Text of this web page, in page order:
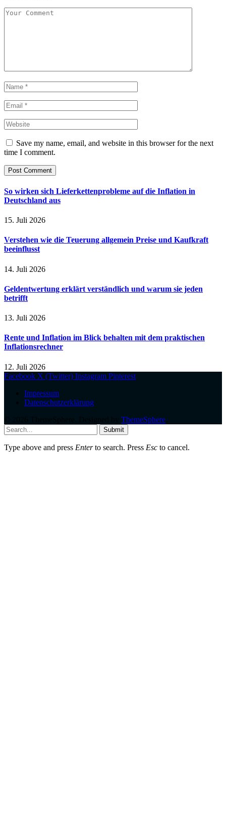
Save my name, email, and website in this browser for the next
time I comment.
So wirken sich Lieferkettenprobleme auf die Inflation in
Deutschland aus
15. Juli 2026
Verstehen wie die Teuerung allgemein Preise und Kaufkraft
beeinflusst
14. Juli 2026
Geldentwertung erklärt verständlich und warum sie jeden
betrifft
13. Juli 2026
Rente und Inflation im Blick behalten mit dem praktischen
Inflationsrechner
12. Juli 2026
Facebook X (Twitter) Instagram Pinterest
Impressum
Datenschutzerklärung
ThemeSphere
Submit
Type above and press Enterto search. Press Esc to cancel.